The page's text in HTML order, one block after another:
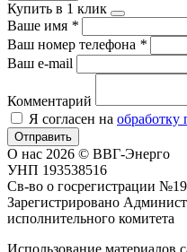
Купить в 1 клик
Ваше имя *
Ваш номер телефона *
Ваш e-mail
Комментарий
Я согласен на обработку
Отправить
О нас 2026 © ВВГ-Энерго
УНП 193538516
Св-во о госрегистрации
Зарегистрировано
исполнительного комитета